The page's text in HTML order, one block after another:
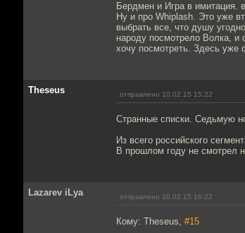
Бердмен и Игра в имитация.
Ну и про Whiplash. Это уже
выбрать все, что душу
народу посмотрело Волка, и
хочу посмотреть. Здесь
Theseus отправлено 10.02.15 15:22
Странные списки. Седьмую
Из всего российского
В прошлом году не смотрел
Lazarev iLya отправлено 10.02.15 16:22
Кому: Theseus, #15